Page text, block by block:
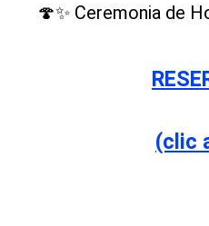
🍄✨ Ceremonia de
(clic